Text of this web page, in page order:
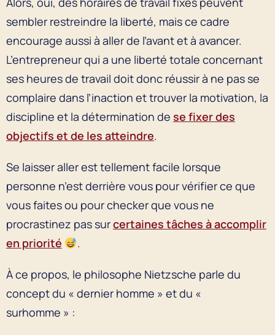
sembler restreindre la liberté, mais ce cadre
encourage aussi à aller de l’avant et à avancer.
L’entrepreneur qui a une liberté totale concernant
ses heures de travail doit donc réussir à ne pas se
complaire dans l’inaction et trouver la motivation, la
discipline et la détermination de se fixer des
objectifs et de les atteindre.
Se laisser aller est tellement facile lorsque
personne n’est derrière vous pour vérifier ce que
vous faites ou pour checker que vous ne
procrastinez pas surcertaines tâches à accomplir
en priorité
.
À ce propos, le philosophe Nietzsche parle du
concept du « dernier homme » et du «
surhomme » :